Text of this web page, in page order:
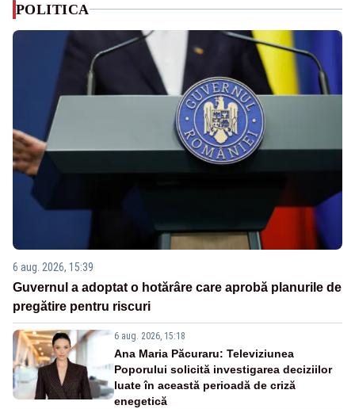
POLITICA
6 aug. 2026, 15:39
Guvernul a adoptat o hotărâre care aprobă planurile de
pregătire pentru riscuri
6 aug. 2026, 15:18
Ana Maria Păcuraru: Televiziunea
Poporului solicită investigarea deciziilor
luate în această perioadă de criză
enegetică